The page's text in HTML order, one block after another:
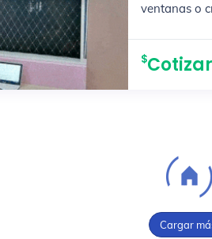
ventanas o
Cotizar
Cargar